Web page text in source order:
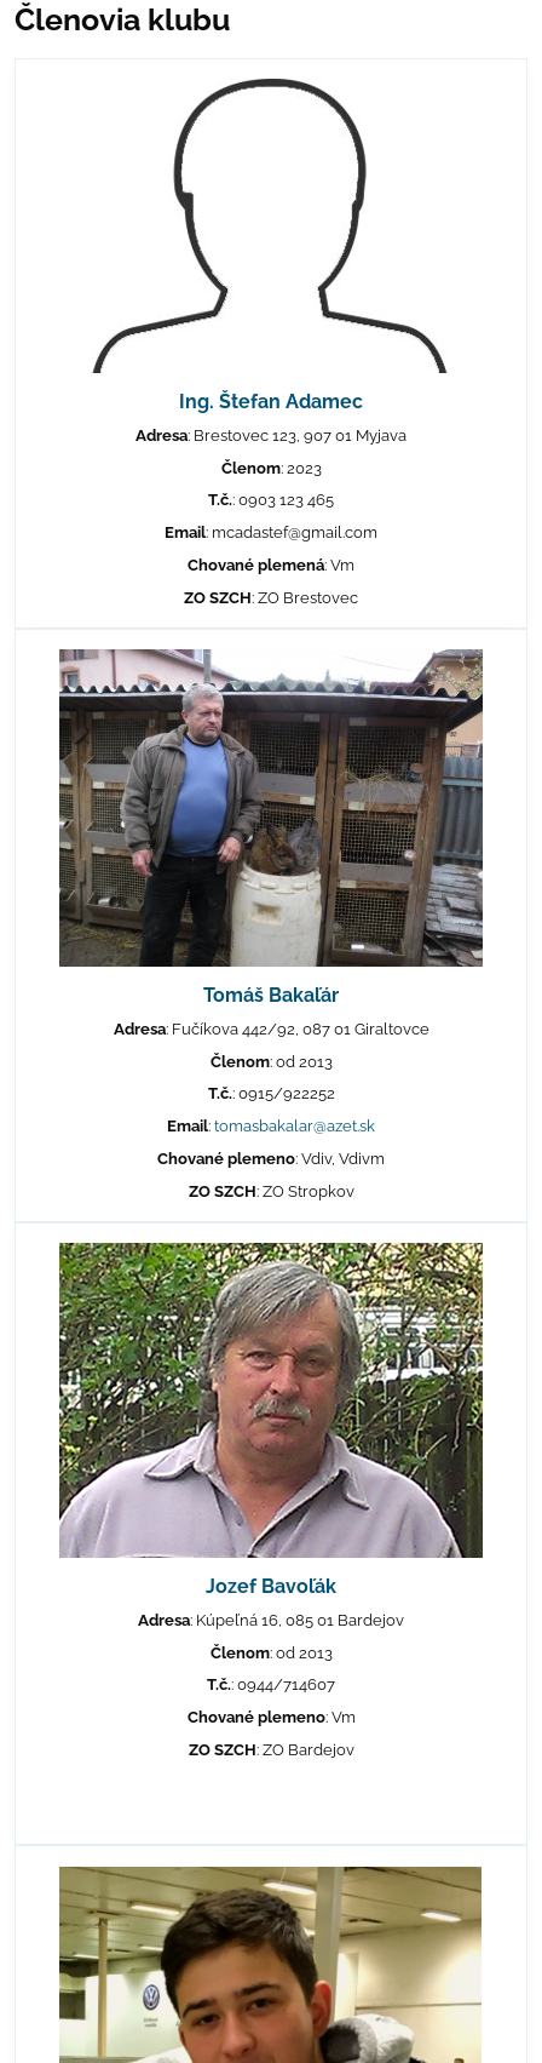
Členovia klubu
Ing. Štefan Adamec
Adresa: Brestovec 123, 907 01 Myjava
Členom: 2023
T.č.: 0903 123 465
Email: mcadastef@gmail.com
Chované plemená: Vm
ZO SZCH: ZO Brestovec
Tomáš Bakaľár
Adresa: Fučíkova 442/92, 087 01 Giraltovce
Členom: od 2013
T.č.: 0915/922252
Email: tomasbakalar@azet.sk
Chované plemeno: Vdiv, Vdivm
ZO SZCH: ZO Stropkov
Jozef Bavoľák
Adresa: Kúpeľná 16, 085 01 Bardejov
Členom: od 2013
T.č.: 0944/714607
Chované plemeno: Vm
ZO SZCH: ZO Bardejov